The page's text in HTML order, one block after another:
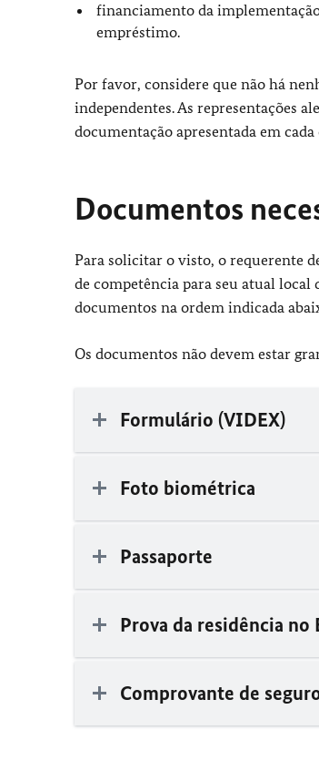
financiamento da
empréstimo.
Por favor, considere que não há
independentes. As representações
documentação apresentada em
Documentos
Para solicitar o visto, o requerente
de competência para seu atual
documentos na ordem indicada
Os documentos não devem estar
Formulário (VIDEX)
Foto biométrica
Passaporte
Prova da residência no
Comprovante de